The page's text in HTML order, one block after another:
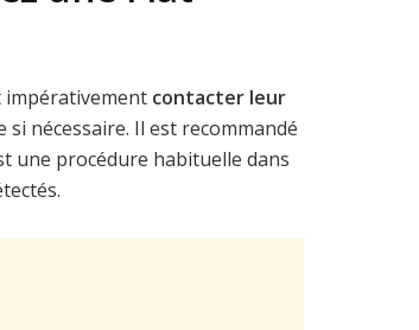
impérativement contacter leur
nécessaire. Il est recommandé
une procédure habituelle dans